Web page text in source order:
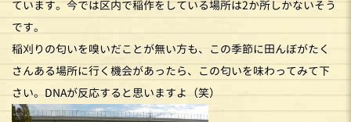
ています。今では区内で稲作をしている場所は2か所しかないそう
です。
稲刈りの匂いを嗅いだことが無い方も、この季節に田んぼがたく
さんある場所に行く機会があったら、この匂いを味わってみて下
さい。DNAが反応すると思いますよ（笑）